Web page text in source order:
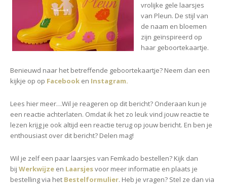
vrolijke gele laarsjes
van Pleun. De stijl van
de naam en bloemen
zijn geïnspireerd op
haar geboortekaartje.
Benieuwd naar het betreffende geboortekaartje? Neem dan een
kijkje op op Facebook en Instagram.
Lees hier meer…Wil je reageren op dit bericht? Onderaan kun je
een reactie achterlaten. Omdat ik het zo leuk vind jouw reactie te
lezen krijg je ook altijd een reactie terug op jouw bericht. En ben je
enthousiast over dit bericht? Delen mag!
Wil je zelf een paar laarsjes van Femkado bestellen? Kijk dan
bij Werkwijze en Laarsjesvoor meer informatie en plaats je
bestelling via het Bestelformulier. Heb je vragen? Stel ze dan via